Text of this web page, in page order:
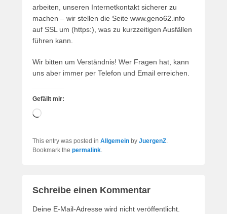
arbeiten, unseren Internetkontakt sicherer zu
machen – wir stellen die Seite www.geno62.info
auf SSL um (https:), was zu kurzzeitigen Ausfällen
führen kann.
Wir bitten um Verständnis! Wer Fragen hat, kann
uns aber immer per Telefon und Email erreichen.
Gefällt mir:
Wird
This entry was posted in Allgemein by JuergenZ.
Bookmark the permalink.
Schreibe einen Kommentar
Deine E-Mail-Adresse wird nicht veröffentlicht.